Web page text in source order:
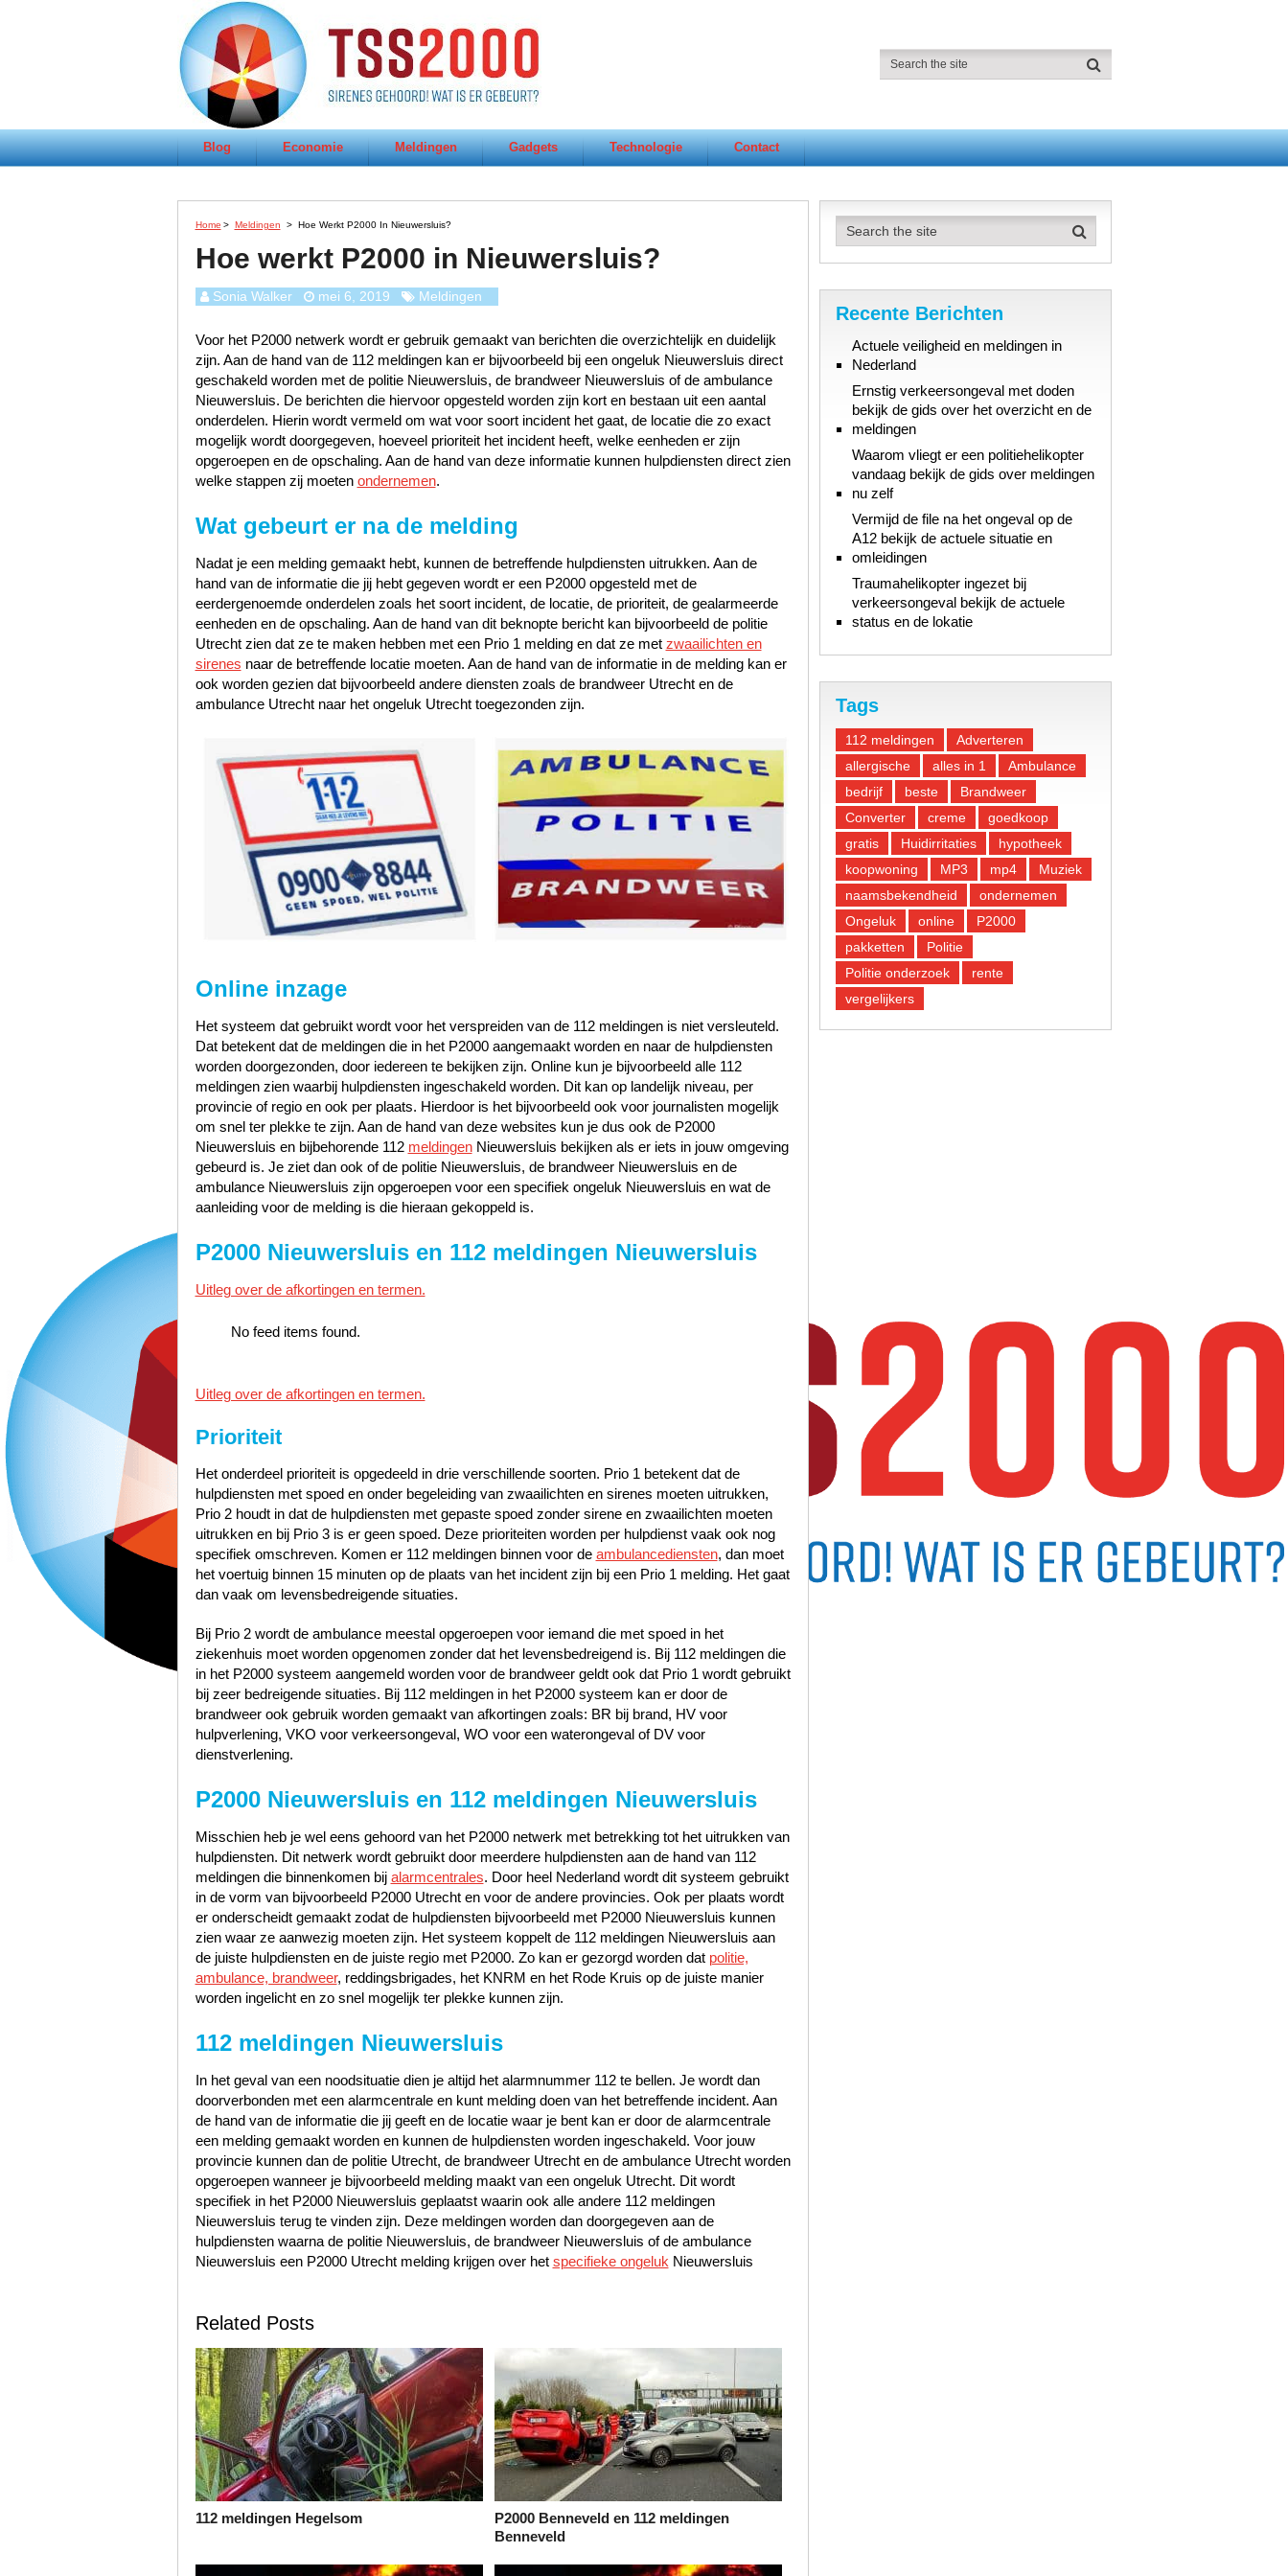
Blog Economie Meldingen Gadgets Technologie Contact
Home > Meldingen > Hoe Werkt P2000 In Nieuwersluis?
Hoe werkt P2000 in Nieuwersluis?
Sonia Walker mei 6, 2019 Meldingen
Voor het P2000 netwerk wordt er gebruik gemaakt van berichten die overzichtelijk en duidelijk
zijn. Aan de hand van de 112 meldingen kan er bijvoorbeeld bij een ongeluk Nieuwersluis direct
geschakeld worden met de politie Nieuwersluis, de brandweer Nieuwersluis of de ambulance
Nieuwersluis. De berichten die hiervoor opgesteld worden zijn kort en bestaan uit een aantal
onderdelen. Hierin wordt vermeld om wat voor soort incident het gaat, de locatie die zo exact
mogelijk wordt doorgegeven, hoeveel prioriteit het incident heeft, welke eenheden er zijn
opgeroepen en de opschaling. Aan de hand van deze informatie kunnen hulpdiensten direct zien
welke stappen zij moeten ondernemen.
Wat gebeurt er na de melding
Nadat je een melding gemaakt hebt, kunnen de betreffende hulpdiensten uitrukken. Aan de
hand van de informatie die jij hebt gegeven wordt er een P2000 opgesteld met de
eerdergenoemde onderdelen zoals het soort incident, de locatie, de prioriteit, de gealarmeerde
eenheden en de opschaling. Aan de hand van dit beknopte bericht kan bijvoorbeeld de politie
Utrecht zien dat ze te maken hebben met een Prio 1 melding en dat ze met zwaailichten en
sirenes naar de betreffende locatie moeten. Aan de hand van de informatie in de melding kan er
ook worden gezien dat bijvoorbeeld andere diensten zoals de brandweer Utrecht en de
ambulance Utrecht naar het ongeluk Utrecht toegezonden zijn.
Online inzage
Het systeem dat gebruikt wordt voor het verspreiden van de 112 meldingen is niet versleuteld.
Dat betekent dat de meldingen die in het P2000 aangemaakt worden en naar de hulpdiensten
worden doorgezonden, door iedereen te bekijken zijn. Online kun je bijvoorbeeld alle 112
meldingen zien waarbij hulpdiensten ingeschakeld worden. Dit kan op landelijk niveau, per
provincie of regio en ook per plaats. Hierdoor is het bijvoorbeeld ook voor journalisten mogelijk
om snel ter plekke te zijn. Aan de hand van deze websites kun je dus ook de P2000
Nieuwersluis en bijbehorende 112 meldingenNieuwersluis bekijken als er iets in jouw omgeving
gebeurd is. Je ziet dan ook of de politie Nieuwersluis, de brandweer Nieuwersluis en de
ambulance Nieuwersluis zijn opgeroepen voor een specifiek ongeluk Nieuwersluis en wat de
aanleiding voor de melding is die hieraan gekoppeld is.
P2000 Nieuwersluis en 112 meldingen Nieuwersluis
Uitleg over de afkortingen en termen.
No feed items found.
Uitleg over de afkortingen en termen.
Prioriteit
Het onderdeel prioriteit is opgedeeld in drie verschillende soorten. Prio 1 betekent dat de
hulpdiensten met spoed en onder begeleiding van zwaailichten en sirenes moeten uitrukken,
Prio 2 houdt in dat de hulpdiensten met gepaste spoed zonder sirene en zwaailichten moeten
uitrukken en bij Prio 3 is er geen spoed. Deze prioriteiten worden per hulpdienst vaak ook nog
specifiek omschreven. Komen er 112 meldingen binnen voor de ambulancediensten, dan moet
het voertuig binnen 15 minuten op de plaats van het incident zijn bij een Prio 1 melding. Het gaat
dan vaak om levensbedreigende situaties.
Bij Prio 2 wordt de ambulance meestal opgeroepen voor iemand die met spoed in het
ziekenhuis moet worden opgenomen zonder dat het levensbedreigend is. Bij 112 meldingen die
in het P2000 systeem aangemeld worden voor de brandweer geldt ook dat Prio 1 wordt gebruikt
bij zeer bedreigende situaties. Bij 112 meldingen in het P2000 systeem kan er door de
brandweer ook gebruik worden gemaakt van afkortingen zoals: BR bij brand, HV voor
hulpverlening, VKO voor verkeersongeval, WO voor een waterongeval of DV voor
dienstverlening.
P2000 Nieuwersluis en 112 meldingen Nieuwersluis
Misschien heb je wel eens gehoord van het P2000 netwerk met betrekking tot het uitrukken van
hulpdiensten. Dit netwerk wordt gebruikt door meerdere hulpdiensten aan de hand van 112
meldingen die binnenkomen bij alarmcentrales. Door heel Nederland wordt dit systeem gebruikt
in de vorm van bijvoorbeeld P2000 Utrecht en voor de andere provincies. Ook per plaats wordt
er onderscheidt gemaakt zodat de hulpdiensten bijvoorbeeld met P2000 Nieuwersluis kunnen
zien waar ze aanwezig moeten zijn. Het systeem koppelt de 112 meldingen Nieuwersluis aan
de juiste hulpdiensten en de juiste regio met P2000. Zo kan er gezorgd worden dat politie,
ambulance, brandweer, reddingsbrigades, het KNRM en het Rode Kruis op de juiste manier
worden ingelicht en zo snel mogelijk ter plekke kunnen zijn.
112 meldingen Nieuwersluis
In het geval van een noodsituatie dien je altijd het alarmnummer 112 te bellen. Je wordt dan
doorverbonden met een alarmcentrale en kunt melding doen van het betreffende incident. Aan
de hand van de informatie die jij geeft en de locatie waar je bent kan er door de alarmcentrale
een melding gemaakt worden en kunnen de hulpdiensten worden ingeschakeld. Voor jouw
provincie kunnen dan de politie Utrecht, de brandweer Utrecht en de ambulance Utrecht worden
opgeroepen wanneer je bijvoorbeeld melding maakt van een ongeluk Utrecht. Dit wordt
specifiek in het P2000 Nieuwersluis geplaatst waarin ook alle andere 112 meldingen
Nieuwersluis terug te vinden zijn. Deze meldingen worden dan doorgegeven aan de
hulpdiensten waarna de politie Nieuwersluis, de brandweer Nieuwersluis of de ambulance
Nieuwersluis een P2000 Utrecht melding krijgen over het specifieke ongeluk Nieuwersluis
Related Posts
112 meldingen Hegelsom
P2000 Benneveld en 112 meldingen
Benneveld
Recente Berichten
Actuele veiligheid en meldingen in
Nederland
Ernstig verkeersongeval met doden
bekijk de gids over het overzicht en de
meldingen
Waarom vliegt er een politiehelikopter
vandaag bekijk de gids over meldingen
nu zelf
Vermijd de file na het ongeval op de
A12 bekijk de actuele situatie en
omleidingen
Traumahelikopter ingezet bij
verkeersongeval bekijk de actuele
status en de lokatie
Tags
112 meldingen
Adverteren
allergische
alles in 1
Ambulance
bedrijf
beste
Brandweer
Converter
creme
goedkoop
gratis
Huidirritaties
hypotheek
koopwoning
MP3 mp4
Muziek
naamsbekendheid
ondernemen
Ongeluk
online
P2000
pakketten
Politie
Politie onderzoek
rente
vergelijkers